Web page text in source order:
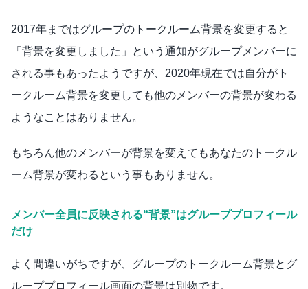
2017年まではグループのトークルーム背景を変更すると
「背景を変更しました」という通知がグループメンバーに
される事もあったようですが、2020年現在では自分がト
ークルーム背景を変更しても他のメンバーの背景が変わる
ようなことはありません。
もちろん他のメンバーが背景を変えてもあなたのトークル
ーム背景が変わるという事もありません。
メンバー全員に反映される“背景”はグループプロフィール
だけ
よく間違いがちですが、グループのトークルーム背景とグ
ループプロフィール画面の背景は別物です。